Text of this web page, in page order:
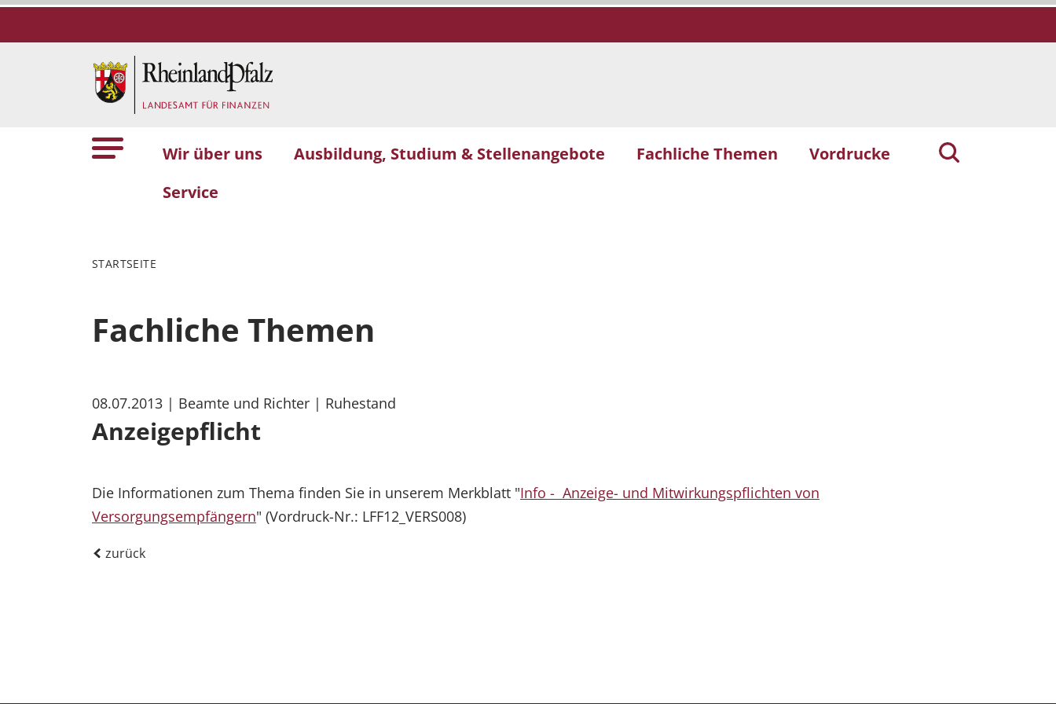
Wir über uns Ausbildung, Studium & Stellenangebote Fachliche Themen
Vordrucke
Service
STARTSEITE
Fachliche Themen
08.07.2013 | Beamte und Richter | Ruhestand
Anzeigepflicht
Die Informationen zum Thema finden Sie in unserem Merkblatt "Info - Anzeige- und Mitwirkungspflichten von
Versorgungsempfängern" (Vordruck-Nr.: LFF12_VERS008)
zurück